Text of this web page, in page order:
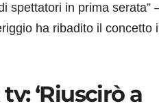
spettatori in prima serata”
ha ribadito il concetto
‘Riuscirò a